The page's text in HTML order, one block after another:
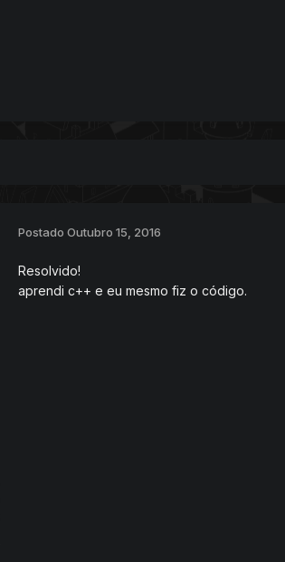
Postado Outubro 15, 2016
Resolvido!
aprendi c++ e eu mesmo fiz o código.